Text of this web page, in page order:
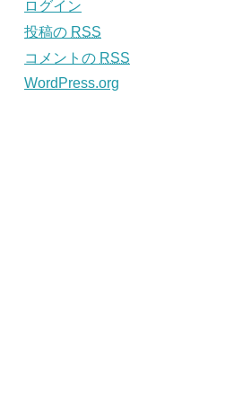
ログイン
投稿の RSS
コメントの RSS
WordPress.org